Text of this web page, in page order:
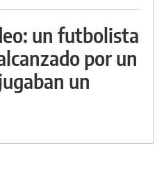
un futbolista
por un
un